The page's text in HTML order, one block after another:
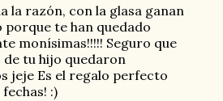
la razón, con la glasa ganan
porque te han quedado
monísimas!!!!! Seguro que
de tu hijo quedaron
jeje Es el regalo perfecto
:)